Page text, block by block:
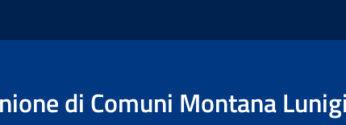
di Comuni Montana